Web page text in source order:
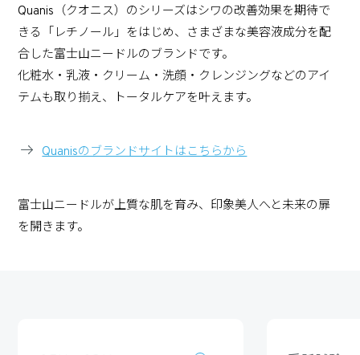
Quanis（クオニス）のシリーズはシワの改善効果を期待で
きる「レチノール」をはじめ、さまざまな美容液成分を配
合した富士山ニードルのブランドです。
化粧水・乳液・クリーム・洗顔・クレンジングなどのアイ
テムも取り揃え、トータルケアを叶えます。
Quanisのブランドサイトはこちらから
富士山ニードルが上質な肌を育み、印象美人へと未来の扉
を開きます。